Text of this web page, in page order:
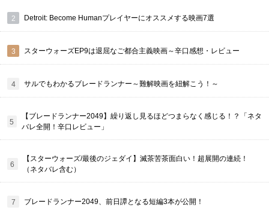
Detroit: Become Humanプレイヤーにオススメする映画7選
スターウォーズEP9は退屈なご都合主義映画～辛口感想・レビュー
サルでもわかるブレードランナー～難解映画を紐解こう！～
【ブレードランナー2049】繰り返し見るほどつまらなく感じる！？「ネタ
バレ全開！辛口レビュー」
【スターウォーズ/最後のジェダイ】滅茶苦茶面白い！超展開の連続！
（ネタバレ含む）
ブレードランナー2049、前日譚となる短編3本が公開！